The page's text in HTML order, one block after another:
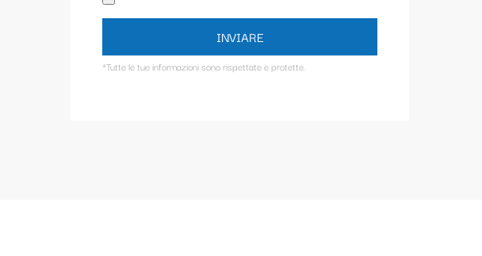
INVIARE
*Tutte le tue informazioni sono rispettate e protette.